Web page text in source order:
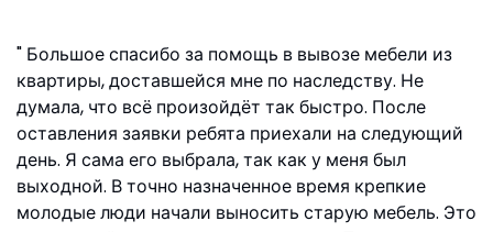
Большое спасибо за помощь в вывозе мебели из
квартиры, доставшейся мне по наследству. Не
думала, что всё произойдёт так быстро. После
оставления заявки ребята приехали на следующий
день. Я сама его выбрала, так как у меня был
выходной. В точно назначенное время крепкие
молодые люди начали выносить старую мебель. Это